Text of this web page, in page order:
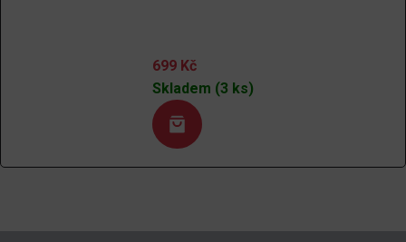
699 Kč
Skladem (3 ks)